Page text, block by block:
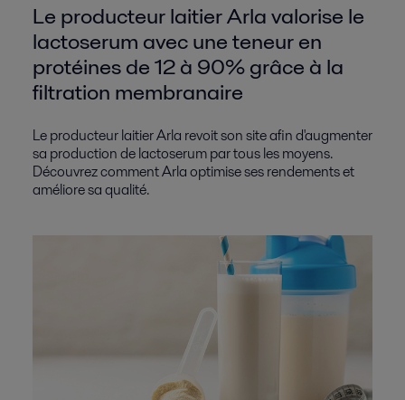
Le producteur laitier Arla valorise le
lactoserum avec une teneur en
protéines de 12 à 90% grâce à la
filtration membranaire
Le producteur laitier Arla revoit son site afin d'augmenter
sa production de lactoserum par tous les moyens.
Découvrez comment Arla optimise ses rendements et
améliore sa qualité.